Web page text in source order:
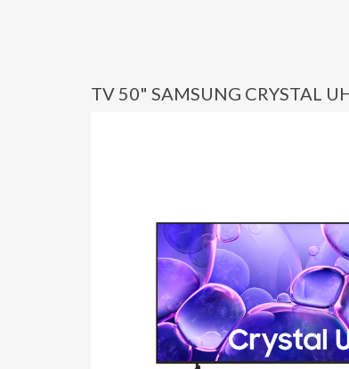
TV 50" SAMSUNG CRYSTAL